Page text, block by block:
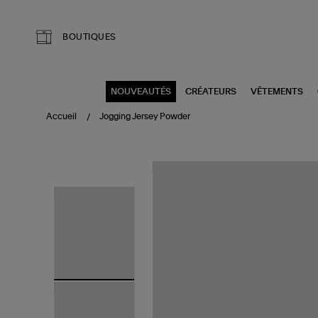
BOUTIQUES
NOUVEAUTÉS CRÉATEURS VÊTEMENTS
Accueil Jogging Jersey Powder